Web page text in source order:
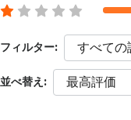
フィルター:
並べ替え: